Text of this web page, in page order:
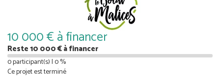
10 000 € à financer
Reste 10 000 € à financer
0 participant(s) | 0 %
Ce projet est terminé